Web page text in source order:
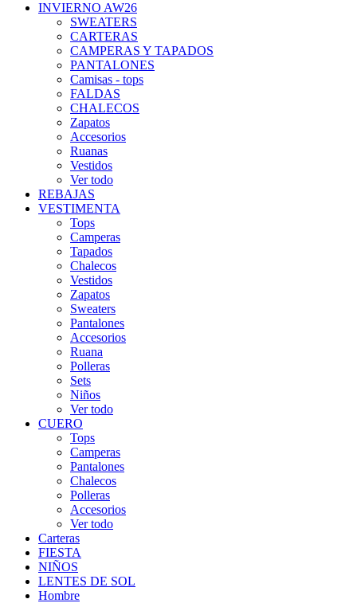
INVIERNO AW26
SWEATERS
CARTERAS
CAMPERAS Y TAPADOS
PANTALONES
Camisas - tops
FALDAS
CHALECOS
Zapatos
Accesorios
Ruanas
Vestidos
Ver todo
REBAJAS
VESTIMENTA
Tops
Camperas
Tapados
Chalecos
Vestidos
Zapatos
Sweaters
Pantalones
Accesorios
Ruana
Polleras
Sets
Niños
Ver todo
CUERO
Tops
Camperas
Pantalones
Chalecos
Polleras
Accesorios
Ver todo
Carteras
FIESTA
NIÑOS
LENTES DE SOL
Hombre